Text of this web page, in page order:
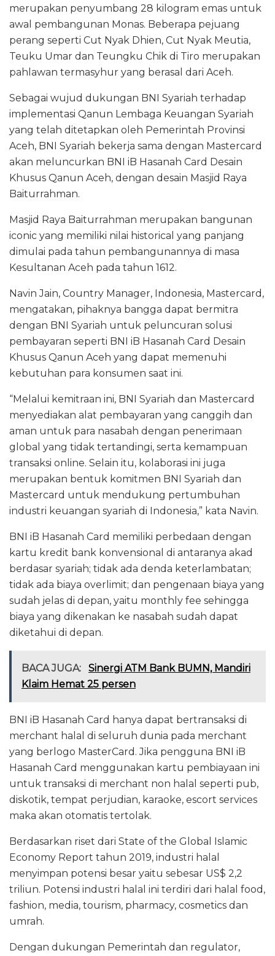
merupakan penyumbang 28 kilogram emas untuk
awal pembangunan Monas. Beberapa pejuang
perang seperti Cut Nyak Dhien, Cut Nyak Meutia,
Teuku Umar dan Teungku Chik di Tiro merupakan
pahlawan termasyhur yang berasal dari Aceh.
Sebagai wujud dukungan BNI Syariah terhadap
implementasi Qanun Lembaga Keuangan Syariah
yang telah ditetapkan oleh Pemerintah Provinsi
Aceh, BNI Syariah bekerja sama dengan Mastercard
akan meluncurkan BNI iB Hasanah Card Desain
Khusus Qanun Aceh, dengan desain Masjid Raya
Baiturrahman.
Masjid Raya Baiturrahman merupakan bangunan
iconic yang memiliki nilai historical yang panjang
dimulai pada tahun pembangunannya di masa
Kesultanan Aceh pada tahun 1612.
Navin Jain, Country Manager, Indonesia, Mastercard,
mengatakan, pihaknya bangga dapat bermitra
dengan BNI Syariah untuk peluncuran solusi
pembayaran seperti BNI iB Hasanah Card Desain
Khusus Qanun Aceh yang dapat memenuhi
kebutuhan para konsumen saat ini.
“Melalui kemitraan ini, BNI Syariah dan Mastercard
menyediakan alat pembayaran yang canggih dan
aman untuk para nasabah dengan penerimaan
global yang tidak tertandingi, serta kemampuan
transaksi online. Selain itu, kolaborasi ini juga
merupakan bentuk komitmen BNI Syariah dan
Mastercard untuk mendukung pertumbuhan
industri keuangan syariah di Indonesia,” kata Navin.
BNI iB Hasanah Card memiliki perbedaan dengan
kartu kredit bank konvensional di antaranya akad
berdasar syariah; tidak ada denda keterlambatan;
tidak ada biaya overlimit; dan pengenaan biaya yang
sudah jelas di depan, yaitu monthly fee sehingga
biaya yang dikenakan ke nasabah sudah dapat
diketahui di depan.
BACA JUGA:
Sinergi ATM Bank BUMN, Mandiri
Klaim Hemat 25 persen
BNI iB Hasanah Card hanya dapat bertransaksi di
merchant halal di seluruh dunia pada merchant
yang berlogo MasterCard. Jika pengguna BNI iB
Hasanah Card menggunakan kartu pembiayaan ini
untuk transaksi di merchant non halal seperti pub,
diskotik, tempat perjudian, karaoke, escort services
maka akan otomatis tertolak.
Berdasarkan riset dari State of the Global Islamic
Economy Report tahun 2019, industri halal
menyimpan potensi besar yaitu sebesar US$ 2,2
triliun. Potensi industri halal ini terdiri dari halal food,
fashion, media, tourism, pharmacy, cosmetics dan
umrah.
Dengan dukungan Pemerintah dan regulator,